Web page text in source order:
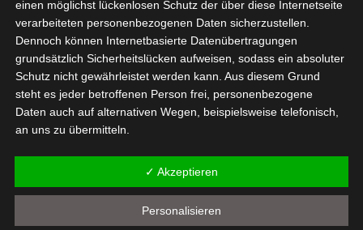
einen möglichst lückenlosen Schutz der über diese Internetseite
verarbeiteten personenbezogenen Daten sicherzustellen.
Dennoch können Internetbasierte Datenübertragungen
grundsätzlich Sicherheitslücken aufweisen, sodass ein absoluter
Schutz nicht gewährleistet werden kann. Aus diesem Grund
steht es jeder betroffenen Person frei, personenbezogene
Daten auch auf alternativen Wegen, beispielsweise telefonisch,
an uns zu übermitteln.
Begriffsbestimmungen
✓ Akzeptieren
Personalisieren